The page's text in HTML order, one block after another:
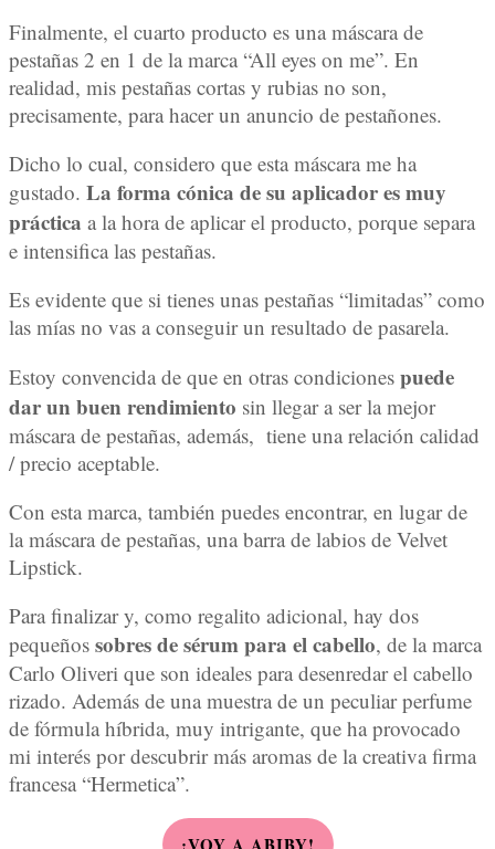
Finalmente, el cuarto producto es una máscara de
pestañas 2 en 1 de la marca “All eyes on me”. En
realidad, mis pestañas cortas y rubias no son,
precisamente, para hacer un anuncio de pestañones.
Dicho lo cual, considero que esta máscara me ha
gustado. La forma cónica de su aplicador es muy
práctica a la hora de aplicar el producto, porque separa
e intensifica las pestañas.
Es evidente que si tienes unas pestañas “limitadas” como
las mías no vas a conseguir un resultado de pasarela.
Estoy convencida de que en otras condiciones puede
dar un buen rendimiento sin llegar a ser la mejor
máscara de pestañas, además, tiene una relación calidad
/ precio aceptable.
Con esta marca, también puedes encontrar, en lugar de
la máscara de pestañas, una barra de labios de Velvet
Lipstick.
Para finalizar y, como regalito adicional, hay dos
pequeños sobres de sérum para el cabello, de la marca
Carlo Oliveri que son ideales para desenredar el cabello
rizado. Además de una muestra de un peculiar perfume
de fórmula híbrida, muy intrigante, que ha provocado
mi interés por descubrir más aromas de la creativa firma
francesa “Hermetica”.